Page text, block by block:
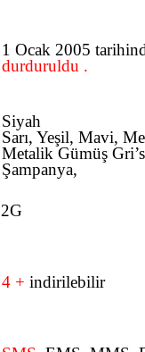
1 Ocak 2005
durduruldu .
Siyah
Sarı, Yeşil, Mavi,
Metalik Gümüş
Şampanya,
2G
4 + indirilebilir